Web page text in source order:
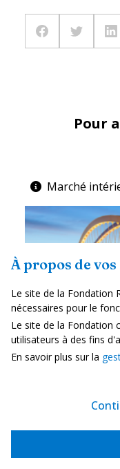
À propos de
Le site de la Fondation
nécessaires pour le
Le site de la Fondation
utilisateurs à des fins
En savoir plus sur la
Pour
Marché
La coopération
—
Lorsque l’on vit en
presque y penser.
certain nombre de